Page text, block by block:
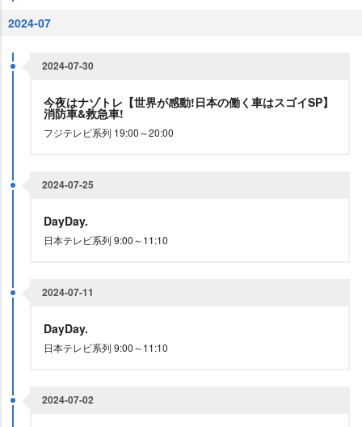
2024-07
2024-07-30
今夜はナゾトレ【世界が感動!日本の働く車はスゴイSP】
消防車&救急車!
フジテレビ系列 19:00～20:00
2024-07-25
DayDay.
日本テレビ系列 9:00～11:10
2024-07-11
DayDay.
日本テレビ系列 9:00～11:10
2024-07-02